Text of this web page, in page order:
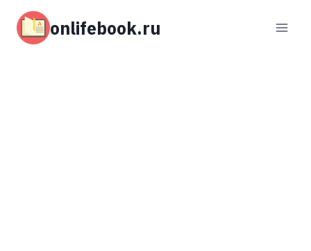
содержимомуonlifebook.ru